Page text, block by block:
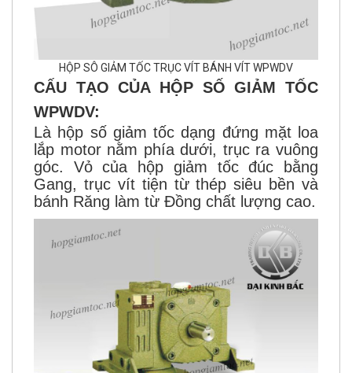
HỘP SÔ GIẢM TỐC TRỤC VÍT BÁNH VÍT WPWDV
CẤU TẠO CỦA HỘP SỐ GIẢM TỐC
WPWDV:
Là hộp số giảm tốc dạng đứng mặt loa
lắp motor nằm phía dưới, trục ra vuông
góc. Vỏ của hộp giảm tốc đúc bằng
Gang, trục vít tiện từ thép siêu bền và
bánh Răng làm từ Đồng chất lượng cao.